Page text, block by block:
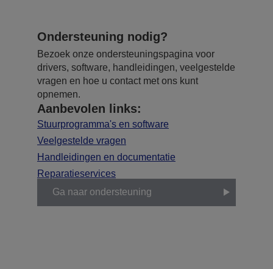
Ondersteuning nodig?
Bezoek onze ondersteuningspagina voor
drivers, software, handleidingen, veelgestelde
vragen en hoe u contact met ons kunt
opnemen.
Aanbevolen links:
Stuurprogramma's en software
Veelgestelde vragen
Handleidingen en documentatie
Reparatieservices
Ga naar ondersteuning